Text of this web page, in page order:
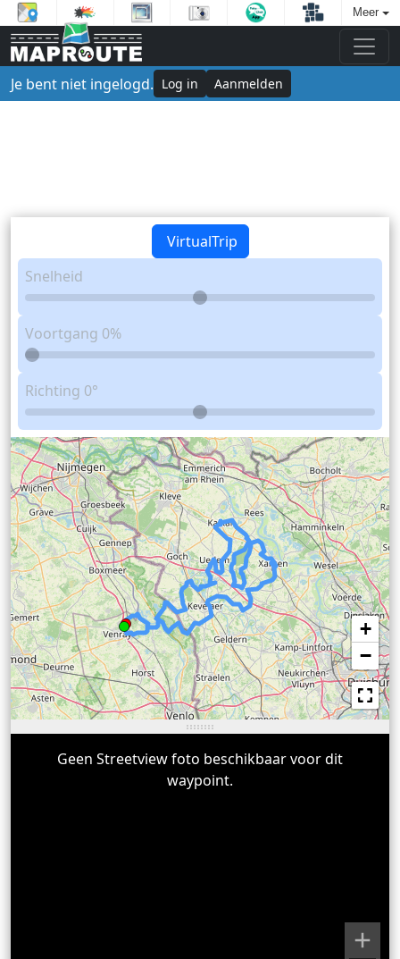
Meer
Je bent niet ingelogd. Log in Aanmelden
VirtualTrip
Snelheid
Voortgang 0%
Richting 0°
+
−
Geen Streetview foto beschikbaar voor dit
waypoint.